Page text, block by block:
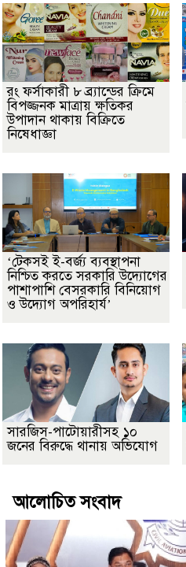
রং ফর্সাকারী ৮ ব্র্যান্ডের ক্রিমে
বিপজ্জনক মাত্রায় ক্ষতিকর
উপাদান থাকায় বিক্রিতে
নিষেধাজ্ঞা
‘টেকসই ই-বর্জ্য ব্যবস্থাপনা
নিশ্চিত করতে সরকারি উদ্যোগের
পাশাপাশি বেসরকারি বিনিয়োগ
ও উদ্যোগ অপরিহার্য’
সারজিস-পাটোয়ারীসহ ১০
জনের বিরুদ্ধে থানায় অভিযোগ
আলোচিত সংবাদ